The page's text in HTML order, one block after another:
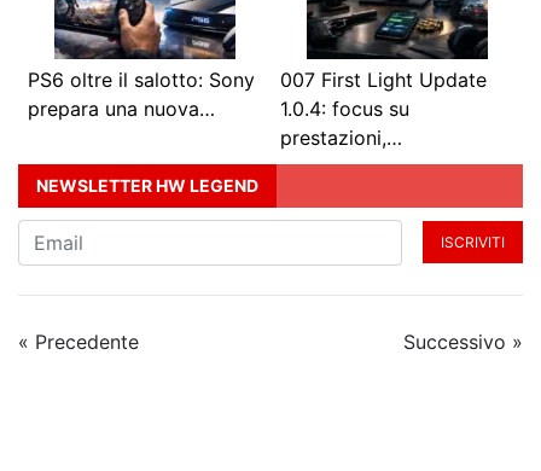
PS6 oltre il salotto: Sony
prepara una nuova…
007 First Light Update
1.0.4: focus su
prestazioni,…
NEWSLETTER HW LEGEND
ISCRIVITI
« Precedente Successivo »